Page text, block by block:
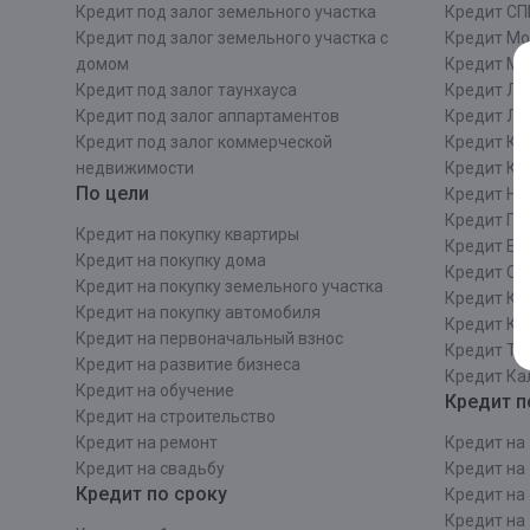
Кредит под залог земельного участка
Кредит под залог земельного участка с
домом
Кредит под залог таунхауса
Кредит под залог аппартаментов
Кредит под залог коммерческой
недвижимости
По цели
Кредит на покупку квартиры
Кредит на покупку дома
Кредит на покупку земельного участка
Кредит на покупку автомобиля
Кредит на первоначальный взнос
Кредит на развитие бизнеса
Кредит на обучение
Кредит на строительcтво
Кредит на ремонт
Кредит на свадьбу
Кредит по сроку
Кредит
Кредит
Кредит МО
Кредит
Кредит ЛО
Кредит
Кредит
Кредит
Кредит
Кредит
Кредит
Кредит
Кредит
Кредит
Кредит
Кредит
Кредит на
Кредит на
Кредит на
Кредит на